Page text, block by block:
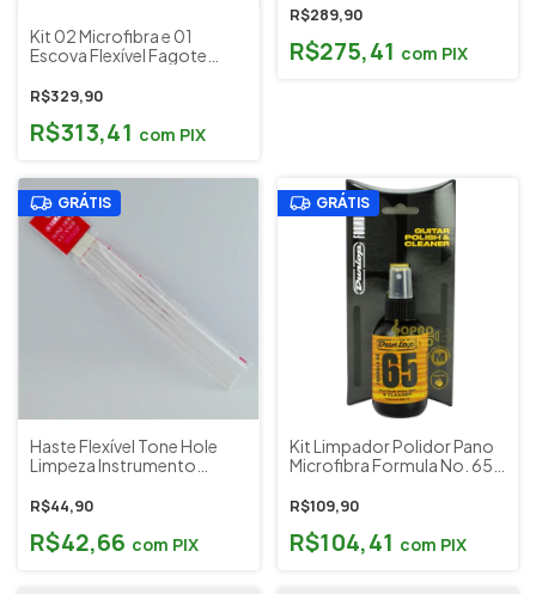
Kit 02 Microfibra e 01
Escova Flexível Fagote
R$329,90
R$313,41 com PIX
Bambú Cód. KL02
R$289,90
R$275,41 com PIX
GRÁTIS
Haste Flexível Tone Hole
Limpeza Instrumento
Cleaner Cód. 28427
R$44,90
R$42,66 com PIX
GRÁTIS
Kit Limpador Polidor Pano
Microfibra Formula No. 65
R$109,90
R$104,41 com PIX